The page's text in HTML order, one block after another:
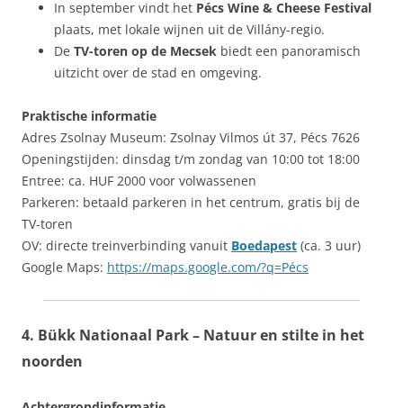
In september vindt het Pécs Wine & Cheese Festival
plaats, met lokale wijnen uit de Villány-regio.
De TV-toren op de Mecsek biedt een panoramisch
uitzicht over de stad en omgeving.
Praktische informatie
Adres Zsolnay Museum: Zsolnay Vilmos út 37, Pécs 7626
Openingstijden: dinsdag t/m zondag van 10:00 tot 18:00
Entree: ca. HUF 2000 voor volwassenen
Parkeren: betaald parkeren in het centrum, gratis bij de
TV-toren
OV: directe treinverbinding vanuit Boedapest (ca. 3 uur)
Google Maps: https://maps.google.com/?q=Pécs
4. Bükk Nationaal Park – Natuur en stilte in het
noorden